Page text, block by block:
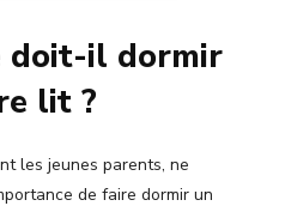
doit-il dormir
lit ?
les jeunes parents, ne
de faire dormir un